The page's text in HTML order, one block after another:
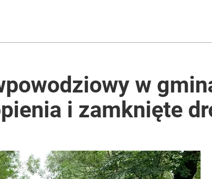
płyn do płukania
go Polacy. Sondaż dla „Wprost”
roku?
w
i zamknięte